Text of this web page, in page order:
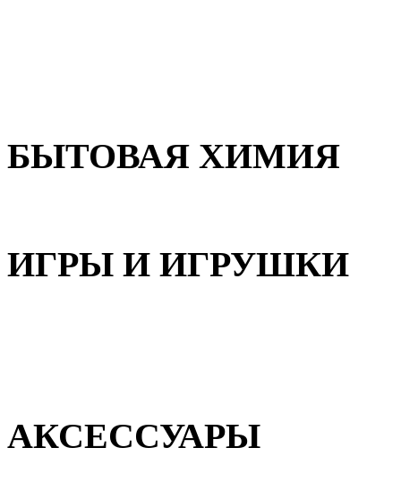
БЫТОВАЯ ХИМИЯ
ИГРЫ И ИГРУШКИ
АКСЕССУАРЫ